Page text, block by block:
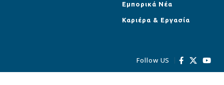
Εμπορικά Νέα
Καριέρα & Εργασία
Follow US